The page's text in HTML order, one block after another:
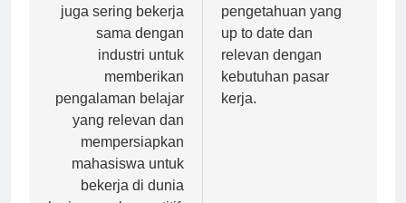
universitas di Korea
juga sering bekerja
sama dengan
industri untuk
memberikan
pengalaman belajar
yang relevan dan
mempersiapkan
mahasiswa untuk
ilmu dan
pengetahuan yang
up to date dan
relevan dengan
kebutuhan pasar